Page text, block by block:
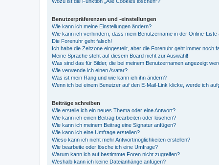
Benutzerpräferenzen und -einstellungen
Wie kann ich meine Einstellungen ändern?
Wie kann ich verhindern, dass mein Benutzername in der Online-Liste
Die Forenuhr geht falsch!
Ich habe die Zeitzone eingestellt, aber die Forenuhr geht immer noch
Meine Sprache steht auf diesem Board nicht zur Auswahl!
Was sind das für Bilder, die bei meinem Benutzernamen angezeigt
Wie verwende ich einen Avatar?
Was ist mein Rang und wie kann ich ihn ändern?
Wenn ich bei einem Benutzer auf den E-Mail-Link klicke, werde ich
Beiträge schreiben
Wie erstelle ich ein neues Thema oder eine Antwort?
Wie kann ich einen Beitrag bearbeiten oder löschen?
Wie kann ich meinem Beitrag eine Signatur anfügen?
Wie kann ich eine Umfrage erstellen?
Wieso kann ich nicht mehr Antwortmöglichkeiten erstellen?
Wie bearbeite oder lösche ich eine Umfrage?
Warum kann ich auf bestimmte Foren nicht zugreifen?
Weshalb kann ich keine Dateianhänge anfügen?